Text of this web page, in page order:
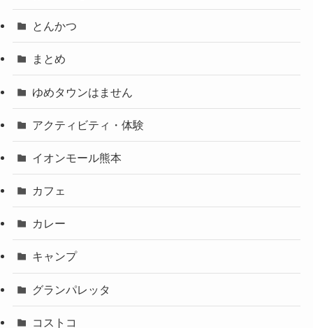
とんかつ
まとめ
ゆめタウンはません
アクティビティ・体験
イオンモール熊本
カフェ
カレー
キャンプ
グランパレッタ
コストコ